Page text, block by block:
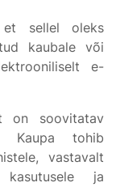
sellel oleks
kaubale või
e-
on soovitatav
Kaupa tohib
vastavalt
kasutusele ja